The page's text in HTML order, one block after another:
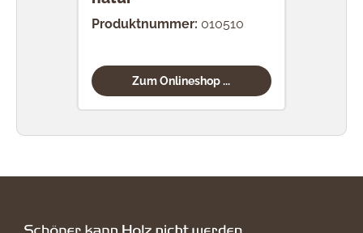
Produktnummer: 010510
Zum Onlineshop ...